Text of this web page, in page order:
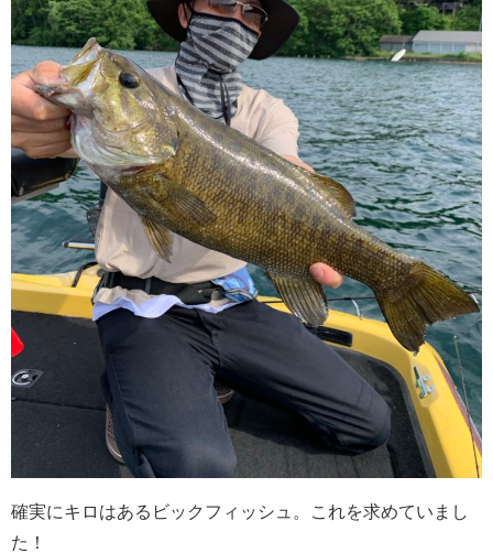
確実にキロはあるビックフィッシュ。これを求めていまし
た！